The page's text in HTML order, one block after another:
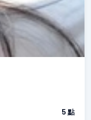
5 點